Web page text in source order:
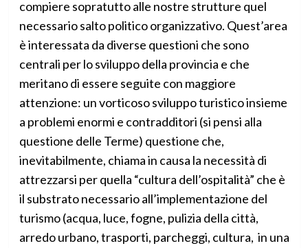
compiere sopratutto alle nostre strutture quel
necessario salto politico organizzativo. Quest’area
è interessata da diverse questioni che sono
centrali per lo sviluppo della provincia e che
meritano di essere seguite con maggiore
attenzione: un vorticoso sviluppo turistico insieme
a problemi enormi e contradditori (si pensi alla
questione delle Terme) questione che,
inevitabilmente, chiama in causa la necessità di
attrezzarsi per quella “cultura dell’ospitalità” che è
il substrato necessario all’implementazione del
turismo (acqua, luce, fogne, pulizia della città,
arredo urbano, trasporti, parcheggi, cultura, in una